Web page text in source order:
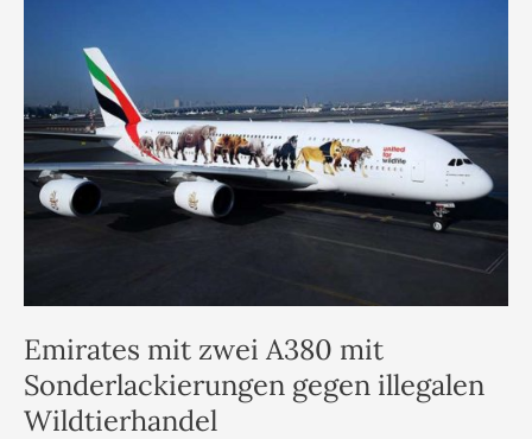
Emirates mit zwei A380 mit
Sonderlackierungen gegen illegalen
Wildtierhandel